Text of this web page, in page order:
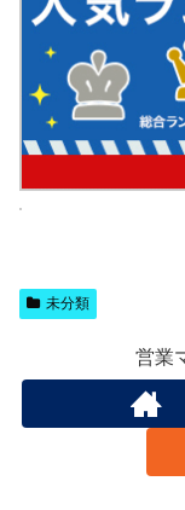
未分類
営業